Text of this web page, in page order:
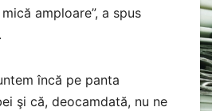
amploare”, a spus
încă pe panta
şi că, deocamdată, nu ne